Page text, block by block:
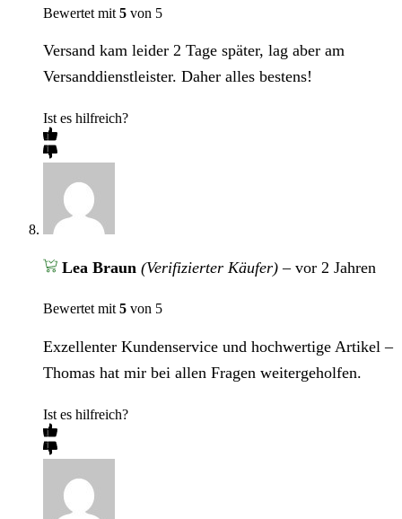
Bewertet mit 5 von 5
Versand kam leider 2 Tage später, lag aber am
Versanddienstleister. Daher alles bestens!
Ist es hilfreich?
Lea Braun (Verifizierter Käufer) – vor 2 Jahren
Bewertet mit5 von 5
Exzellenter Kundenservice und hochwertige Artikel –
Thomas hat mir bei allen Fragen weitergeholfen.
Ist es hilfreich?